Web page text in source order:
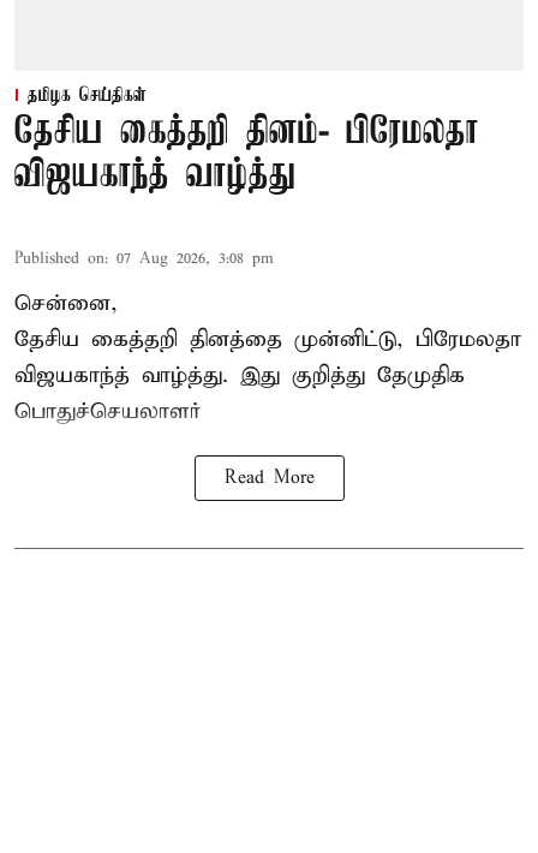
தமிழக செய்திகள்
தேசிய கைத்தறி தினம்- பிரேமலதா
விஜயகாந்த் வாழ்த்து
Published on: 07 Aug 2026, 3:08 pm
சென்னை,
தேசிய கைத்தறி தினத்தை முன்னிட்டு, பிரேமலதா
விஜயகாந்த் வாழ்த்து. இது குறித்து தேமுதிக
பொதுச்செயலாளர்
Read More